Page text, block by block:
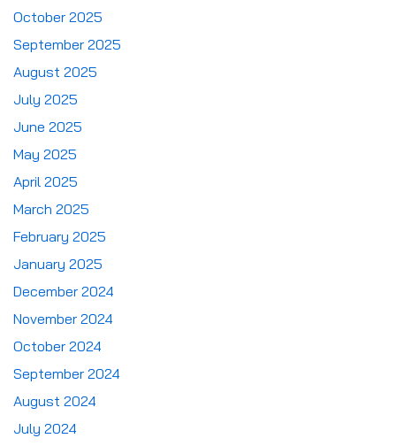
October 2025
September 2025
August 2025
July 2025
June 2025
May 2025
April 2025
March 2025
February 2025
January 2025
December 2024
November 2024
October 2024
September 2024
August 2024
July 2024